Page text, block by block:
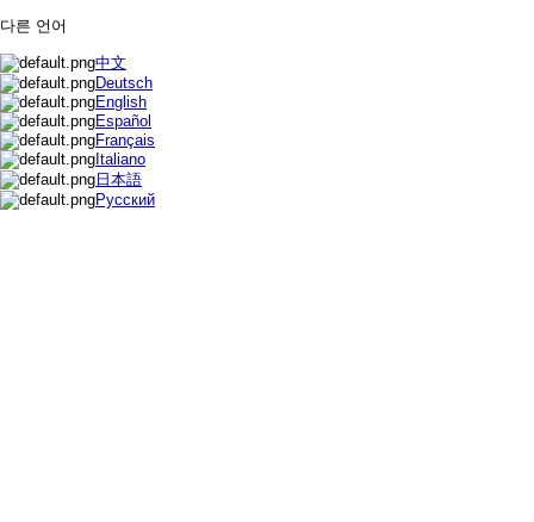
다른 언어
中文
Deutsch
English
Español
Français
Italiano
日本語
Русский